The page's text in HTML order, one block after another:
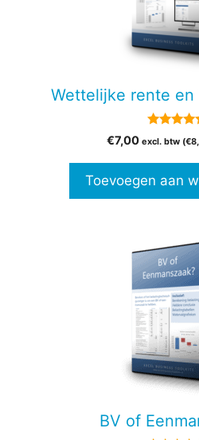
Wettelijke rente en
van 5
€7,00 excl. btw (€
Toevoegen aan
BV of
€